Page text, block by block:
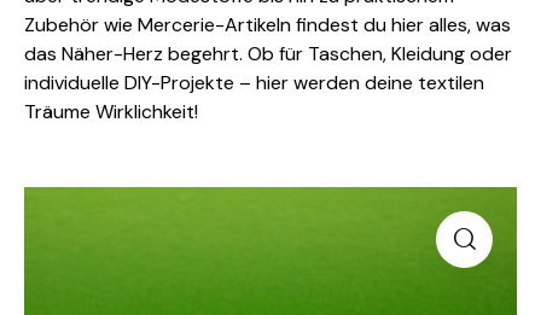
Zubehör wie Mercerie-Artikeln findest du hier alles, was
das Näher-Herz begehrt. Ob für Taschen, Kleidung oder
individuelle DIY-Projekte – hier werden deine textilen
Träume Wirklichkeit!